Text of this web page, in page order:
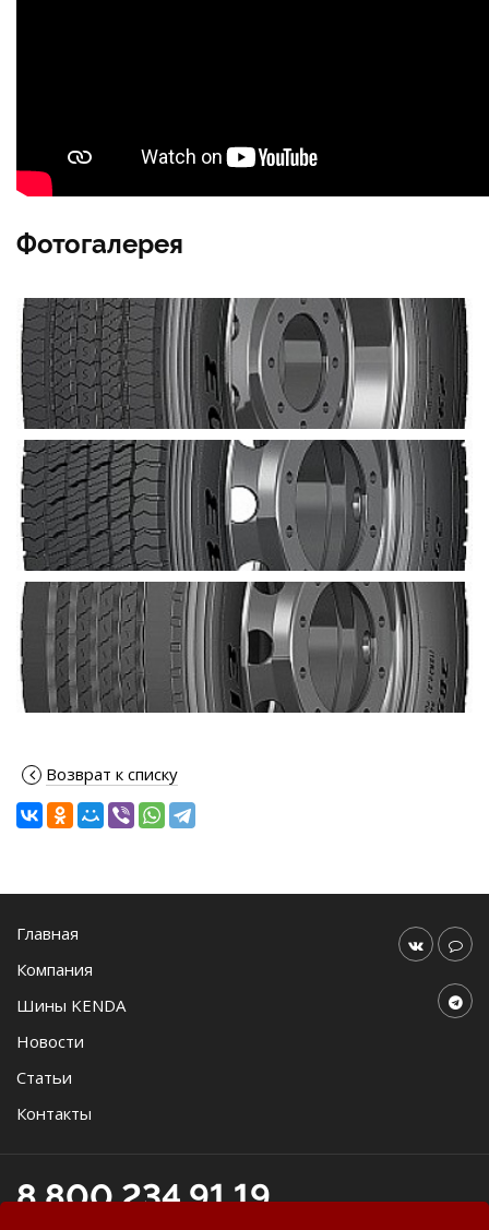
Фотогалерея
Возврат к списку
Главная
Компания
Шины KENDA
Новости
Статьи
Контакты
8 800 234 91 19